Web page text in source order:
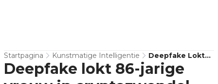
Startpagina Kunstmatige Intelligentie
Deepfake Lokt
86-Jarige Vrouw
In
Deepfake lokt 86-jarige